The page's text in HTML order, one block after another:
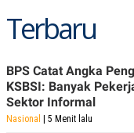
Terbaru
BPS Catat Angka
KSBSI: Banyak
Sektor Informal
Nasional | 5 Menit lalu